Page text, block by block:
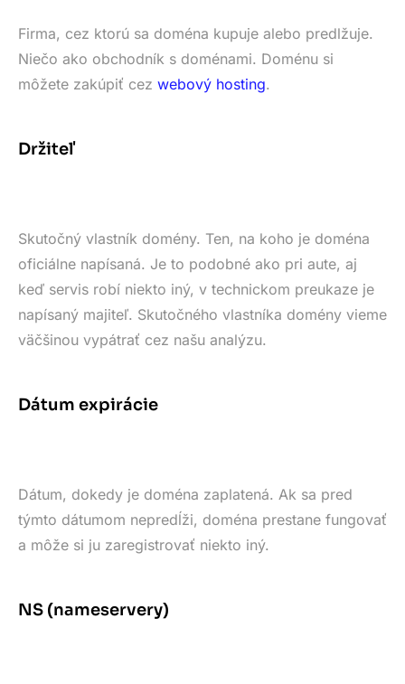
Firma, cez ktorú sa doména kupuje alebo predlžuje.
Niečo ako obchodník s doménami. Doménu si
môžete zakúpiť cez webový hosting.
Držiteľ
Skutočný vlastník domény. Ten, na koho je doména
oficiálne napísaná. Je to podobné ako pri aute, aj
keď servis robí niekto iný, v technickom preukaze je
napísaný majiteľ. Skutočného vlastníka domény vieme
väčšinou vypátrať cez našu analýzu.
Dátum expirácie
Dátum, dokedy je doména zaplatená. Ak sa pred
týmto dátumom nepredĺži, doména prestane fungovať
a môže si ju zaregistrovať niekto iný.
NS (nameservery)